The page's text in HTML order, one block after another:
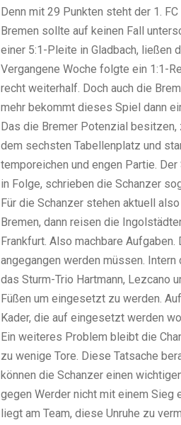
Denn mit 29 Punkten steht der 1.
Bremen sollte auf keinen Fall
einer 5:1-Pleite in Gladbach, ließen
Vergangene Woche folgte ein 1:1-
recht weiterhalf. Doch auch die
mehr bekommt dieses Spiel dann
Das die Bremer Potenzial
dem sechsten Tabellenplatz und
temporeichen und engen Partie.
in Folge, schrieben die Schanzer
Für die Schanzer stehen aktuell
Bremen, dann reisen die
Frankfurt. Also machbare
angegangen werden müssen.
das Sturm-Trio Hartmann, Lezcano
Füßen um eingesetzt zu werden.
Kader, die auf eingesetzt werden
Ein weiteres Problem bleibt die
zu wenige Tore. Diese Tatsache
können die Schanzer einen
gegen Werder nicht mit einem Sieg
liegt am Team, diese Unruhe zu